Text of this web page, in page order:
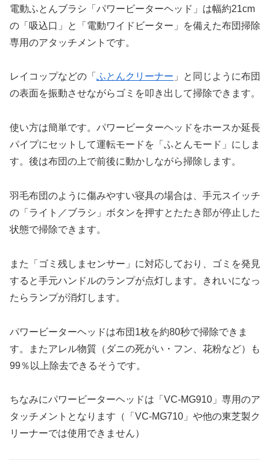
電動ふとんブラシ「パワービーターヘッド」は幅約21cm
の「吸込口」と「電動ワイドビーター」を備えた布団掃除
専用のアタッチメントです。
レイコップなどの「 ふとんクリーナー 」と同じように布団
の表面を振動させながらゴミを叩き出して掃除できます。
使い方は簡単です。パワービーターヘッドをホースか延長
パイプにセットして運転モードを「ふとんモード」にしま
す。後は布団の上で前後に動かしながら掃除します。
羽毛布団のように傷みやすい寝具の場合は、手元スイッチ
の「ライト／ブラシ」ボタンを押すとたたき部が停止した
状態で掃除できます。
また「ゴミ残しまセンサー」に対応しており、ゴミを発見
すると手元ハンドルのランプが点灯します。きれいになっ
たらランプが消灯します。
パワービーターヘッドは布団1枚を約80秒で掃除できま
す。またアレル物質（ダニの死がい・フン、花粉など）も
99％以上除去できるそうです。
ちなみにパワービーターヘッドは「VC-MG910」専用のア
タッチメントとなります（「VC-MG710」や他の東芝製ク
リーナーでは使用できません）